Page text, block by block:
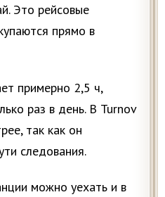
Это рейсовые
прямо в
примерно 2,5 ч,
раз в день. В Turnov
так как он
следования.
можно уехать и в